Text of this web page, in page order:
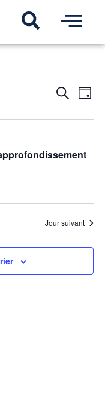
Recherche
de
Jour
Jour suivant